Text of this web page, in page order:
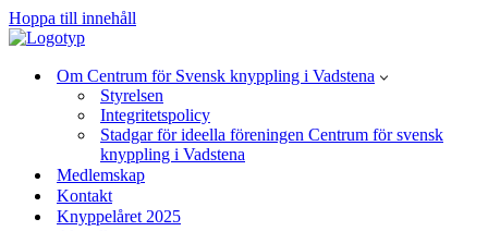
Hoppa till innehåll
Om Centrum för Svensk knyppling i Vadstena
Styrelsen
Integritetspolicy
Stadgar för ideella föreningen Centrum för svensk
knyppling i Vadstena
Medlemskap
Kontakt
Knyppelåret 2025